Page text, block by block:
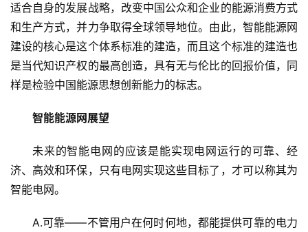
适合自身的发展战略，改变中国公众和企业的能源消费方式
和生产方式，并力争取得全球领导地位。由此，智能能源网
建设的核心是这个体系标准的建造，而且这个标准的建造也
是当代知识产权的最高创造，具有无与伦比的回报价值，同
样是检验中国能源思想创新能力的标志。
智能能源网展望
未来的智能电网的应该是能实现电网运行的可靠、经
济、高效和环保，只有电网实现这些目标了，才可以称其为
智能电网。
A.可靠——不管用户在何时何地，都能提供可靠的电力